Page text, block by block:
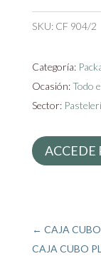
SKU: CF 904/2
Categoría:
Ocasión:Todo
Sector:
ACCEDE
← CAJA
CAJA CUBO